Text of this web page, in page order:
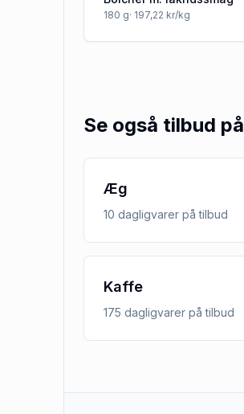
180 g· 197,22 kr/kg
Se også tilbud på
Æg
10 dagligvarer på tilbud
Kaffe
175 dagligvarer på tilbud